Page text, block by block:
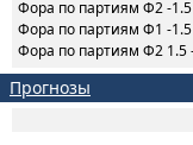
Фора по партиям Ф2 -
Фора по партиям Ф1 -
Фора по партиям Ф2 1.5
Прогнозы